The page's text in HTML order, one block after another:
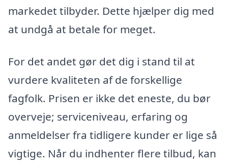
markedet tilbyder. Dette hjælper dig med
at undgå at betale for meget.
For det andet gør det dig i stand til at
vurdere kvaliteten af de forskellige
fagfolk. Prisen er ikke det eneste, du bør
overveje; serviceniveau, erfaring og
anmeldelser fra tidligere kunder er lige så
vigtige. Når du indhenter flere tilbud, kan